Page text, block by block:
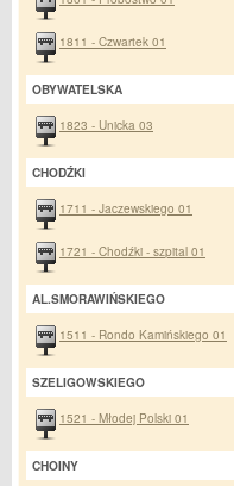
1811 - Czwartek 01
OBYWATELSKA
1823 - Unicka 03
CHODŹKI
1711 - Jaczewskiego 01
1721 - Chodźki - szpital 01
AL.SMORAWIŃSKIEGO
1511 - Rondo Kamińskiego 01
SZELIGOWSKIEGO
1521 - Młodej Polski 01
CHOINY